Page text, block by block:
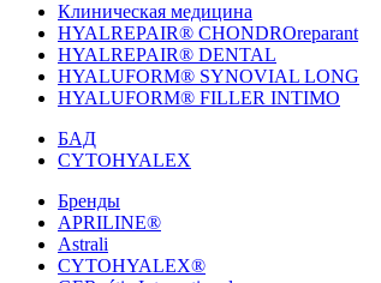
Клиническая медицина
HYALREPAIR® CHONDROreparant
HYALREPAIR® DENTAL
HYALUFORM® SYNOVIAL LONG
HYALUFORM® FILLER INTIMO
БАД
CYTOHYALEX
Бренды
APRILINE®
Astrali
CYTOHYALEX®